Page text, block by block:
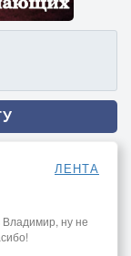
ЛЕНТА
ну не